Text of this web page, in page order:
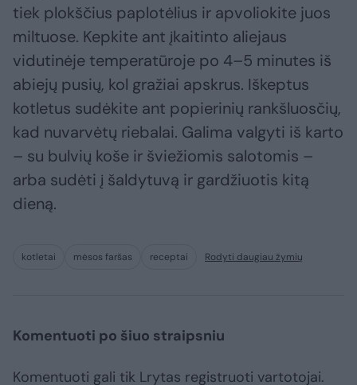
tiek plokščius paplotėlius ir apvoliokite juos
miltuose. Kepkite ant įkaitinto aliejaus
vidutinėje temperatūroje po 4–5 minutes iš
abiejų pusių, kol gražiai apskrus. Iškeptus
kotletus sudėkite ant popierinių rankšluosčių,
kad nuvarvėtų riebalai. Galima valgyti iš karto
– su bulvių koše ir šviežiomis salotomis –
arba sudėti į šaldytuvą ir gardžiuotis kitą
dieną.
kotletai mėsos faršas receptai Rodyti daugiau žymių
Komentuoti po šiuo straipsniu
Komentuoti gali tik Lrytas registruoti vartotojai.